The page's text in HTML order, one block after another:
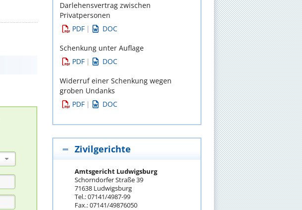
Darlehensvertrag zwischen
Privatpersonen
PDF | DOC
Schenkung unter Auflage
PDF | DOC
Widerruf einer Schenkung wegen
groben Undanks
PDF | DOC
Zivilgerichte
Amtsgericht Ludwigsburg
Schorndorfer Straße 39
71638 Ludwigsburg
Tel.: 07141/4987-99
Fax.: 07141/49876050